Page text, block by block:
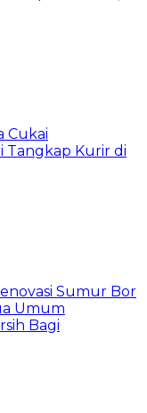
Cukai
Tangkap Kurir di
Sumur Bor
Umum
Bagi